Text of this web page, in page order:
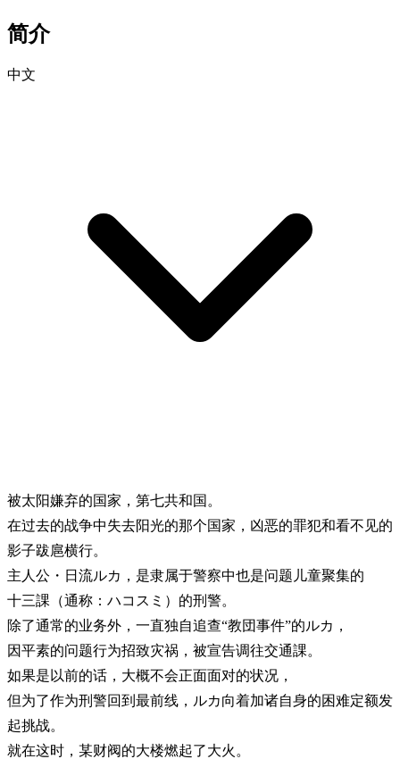
简介
中文
被太阳嫌弃的国家，第七共和国。
在过去的战争中失去阳光的那个国家，凶恶的罪犯和看不见的
影子跋扈横行。
主人公・日流ルカ，是隶属于警察中也是问题儿童聚集的
十三課（通称：ハコスミ）的刑警。
除了通常的业务外，一直独自追查“教団事件”的ルカ，
因平素的问题行为招致灾祸，被宣告调往交通課。
如果是以前的话，大概不会正面面对的状况，
但为了作为刑警回到最前线，ルカ向着加诸自身的困难定额发
起挑战。
就在这时，某财阀的大楼燃起了大火。